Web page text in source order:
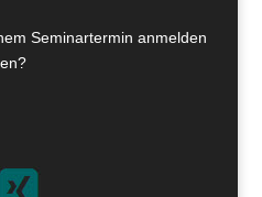
Seminartermin anmelden